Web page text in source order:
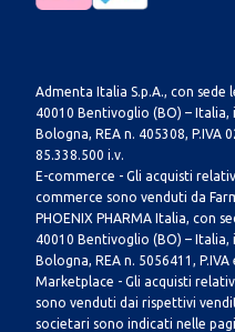
Admenta Italia S.p.A., con
40010 Bentivoglio (BO) –
Bologna, REA n. 405308, P.IVA
85.338.500 i.v.
E-commerce - Gli acquisti
commerce sono venduti da
PHOENIX PHARMA Italia, con
40010 Bentivoglio (BO) –
Bologna, REA n. 5056411, P.IVA
Marketplace - Gli acquisti
sono venduti dai rispettivi
societari sono indicati nelle